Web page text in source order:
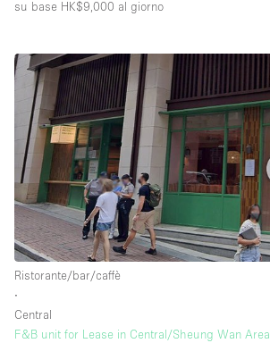
su base HK$9,000 al giorno
Ristorante/bar/caffè
∙
Central
F&B unit for Lease in Central/Sheung Wan Area